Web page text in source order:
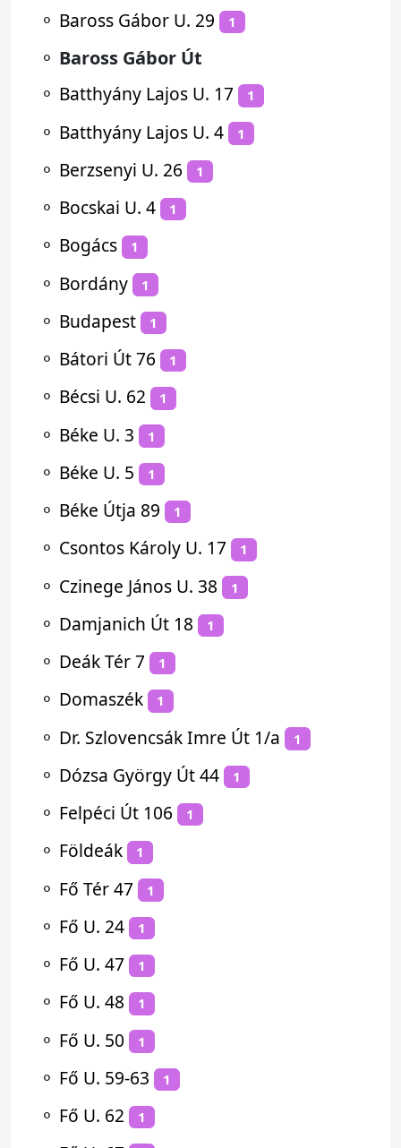
⚬ Baross Gábor U. 29 1
⚬ Baross Gábor Út
⚬ Batthyány Lajos U. 17 1
⚬ Batthyány Lajos U. 4 1
⚬ Berzsenyi U. 26 1
⚬ Bocskai U. 4 1
⚬ Bogács 1
⚬ Bordány 1
⚬ Budapest 1
⚬ Bátori Út 76 1
⚬ Bécsi U. 62 1
⚬ Béke U. 3 1
⚬ Béke U. 5 1
⚬ Béke Útja 89 1
⚬ Csontos Károly U. 17 1
⚬ Czinege János U. 38 1
⚬ Damjanich Út 18 1
⚬ Deák Tér 7 1
⚬ Domaszék 1
⚬ Dr. Szlovencsák Imre Út 1/a 1
⚬ Dózsa György Út 44 1
⚬ Felpéci Út 106 1
⚬ Földeák 1
⚬ Fő Tér 47 1
⚬ Fő U. 24 1
⚬ Fő U. 47 1
⚬ Fő U. 48 1
⚬ Fő U. 50 1
⚬ Fő U. 59-63 1
⚬ Fő U. 62 1